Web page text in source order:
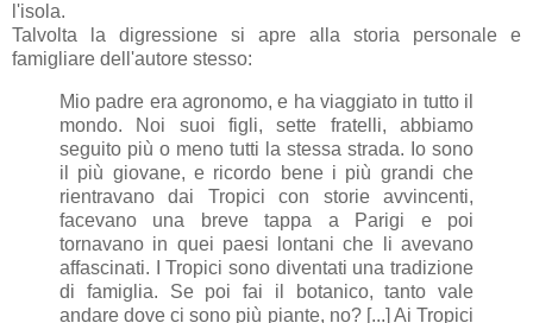
l'isola.
Talvolta la digressione si apre alla storia personale e
famigliare dell'autore stesso:
Mio padre era agronomo, e ha viaggiato in tutto il
mondo. Noi suoi figli, sette fratelli, abbiamo
seguito più o meno tutti la stessa strada. Io sono
il più giovane, e ricordo bene i più grandi che
rientravano dai Tropici con storie avvincenti,
facevano una breve tappa a Parigi e poi
tornavano in quei paesi lontani che li avevano
affascinati. I Tropici sono diventati una tradizione
di famiglia. Se poi fai il botanico, tanto vale
andare dove ci sono più piante, no? [...] Ai Tropici